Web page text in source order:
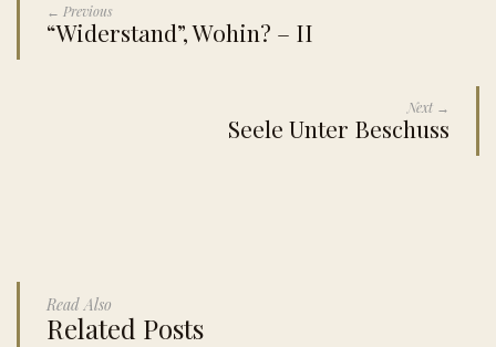
← Previous
“Widerstand”, Wohin? – II
Next →
Seele Unter Beschuss
Read Also
Related Posts